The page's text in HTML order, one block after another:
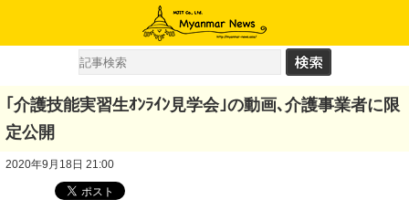
｢介護技能実習生ｵﾝﾗｲﾝ見学会｣の動画､介護事業者に限
定公開
2020年9月18日 21:00